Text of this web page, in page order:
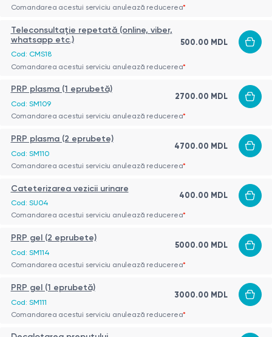
Comandarea acestui serviciu anulează reducerea*
Teleconsultație repetată (online, viber,
whatsapp etc.)
Cod: CMS18
500.00 MDL
Comandarea acestui serviciu anulează reducerea*
PRP plasma (1 eprubetă)
Cod: SM109
2700.00 MDL
Comandarea acestui serviciu anulează reducerea*
PRP plasma (2 eprubete)
Cod: SM110
4700.00 MDL
Comandarea acestui serviciu anulează reducerea*
Cateterizarea vezicii urinare
Cod: SU04
400.00 MDL
Comandarea acestui serviciu anulează reducerea*
PRP gel (2 eprubete)
Cod: SM114
5000.00 MDL
Comandarea acestui serviciu anulează reducerea*
PRP gel (1 eprubetă)
Cod: SM111
3000.00 MDL
Comandarea acestui serviciu anulează reducerea*